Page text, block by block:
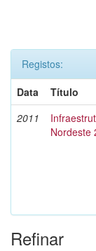
Registos:
Data
Título
2011
Nordeste
Refinar